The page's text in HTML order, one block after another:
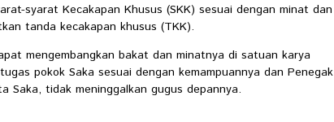
syarat Kecakapan Khusus (SKK) sesuai dengan minat dan
tanda kecakapan khusus (TKK).
mengembangkan bakat dan minatnya di satuan karya
pokok Saka sesuai dengan kemampuannya dan Penegak
Saka, tidak meninggalkan gugus depannya.